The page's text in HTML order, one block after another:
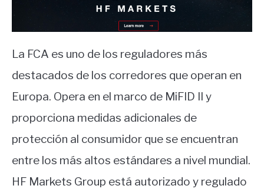
La FCA es uno de los reguladores más
destacados de los corredores que operan en
Europa. Opera en el marco de MiFID II y
proporciona medidas adicionales de
protección al consumidor que se encuentran
entre los más altos estándares a nivel mundial.
HF Markets Group está autorizado y regulado